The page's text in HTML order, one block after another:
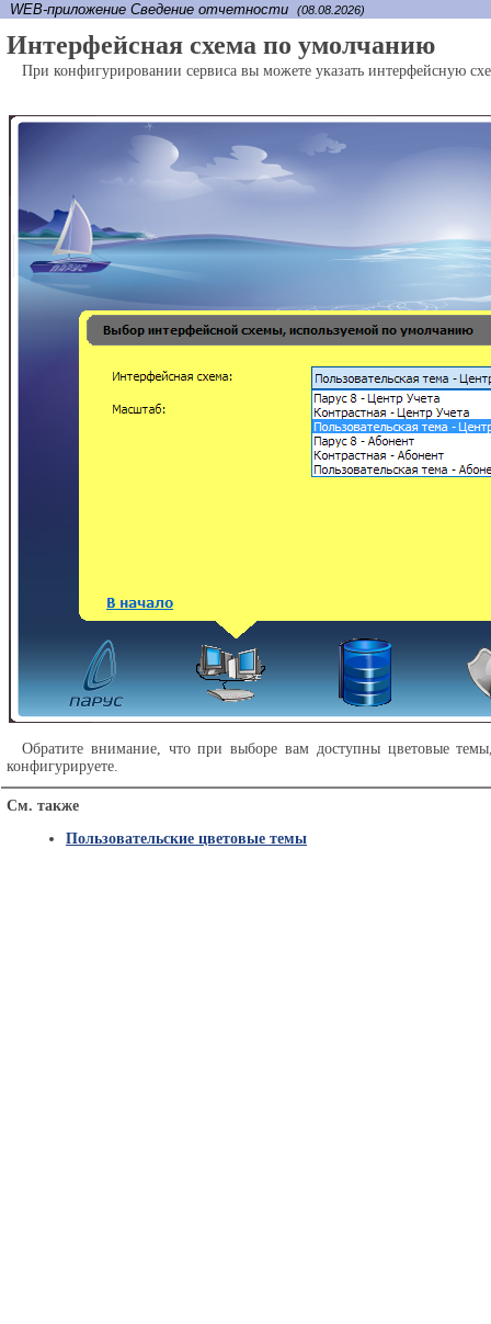
WEB-приложение Сведение отчетности (08.08.2026)
Интерфейсная схема по умолчанию
При конфигурировании сервиса вы можете указать интерфейсную
Обратите внимание, что при выборе вам доступны цветовые
конфигурируете.
См. также
Пользовательские цветовые темы